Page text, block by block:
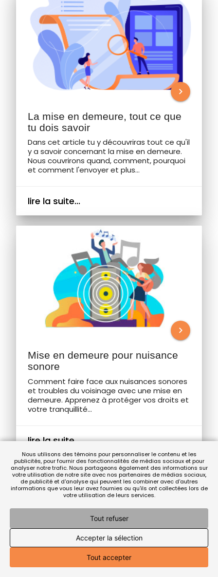
chevron_right
La mise en demeure, tout ce que
tu dois savoir
Dans cet article tu y découvriras tout ce qu'il
y a savoir concernant la mise en demeure.
Nous couvrirons quand, comment, pourquoi
et comment l'envoyer et plus...
lire la suite...
chevron_right
Mise en demeure pour nuisance
sonore
Comment faire face aux nuisances sonores
et troubles du voisinage avec une mise en
demeure. Apprenez à protéger vos droits et
votre tranquillité...
lire la suite...
chevron_right
Nous utilisons des témoins pour personnaliser le contenu et les
publicités, pour fournir des fonctionnalités de médias sociaux et pour
analyser notre trafic. Nous partageons également des informations sur
votre utilisation de notre site avec nos partenaires de médias sociaux,
de publicité et d'analyse qui peuvent les combiner avec d'autres
informations que vous leur avez fournies ou qu'ils ont collectées lors de
votre utilisation de leurs services.
Tout refuser
Accepter la sélection
Tout accepter